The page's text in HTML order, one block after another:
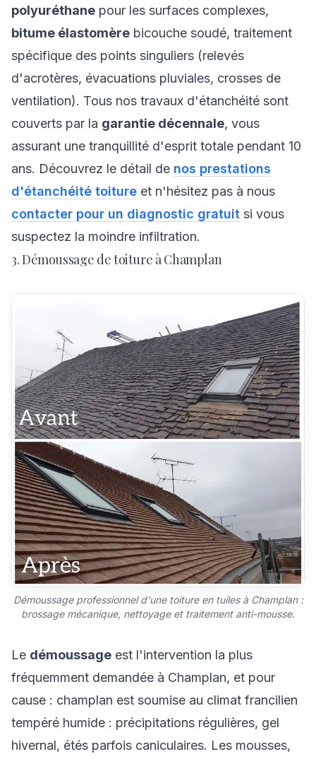
polyuréthane pour les surfaces complexes,
bitume élastomère bicouche soudé, traitement
spécifique des points singuliers (relevés
d'acrotères, évacuations pluviales, crosses de
ventilation). Tous nos travaux d'étanchéité sont
couverts par la garantie décennale, vous
assurant une tranquillité d'esprit totale pendant 10
ans. Découvrez le détail de nos prestations
d'étanchéité toiture et n'hésitez pas à nous
contacter pour un diagnostic gratuit si vous
suspectez la moindre infiltration.
3. Démoussage de toiture à Champlan
Démoussage professionnel d'une toiture en tuiles à Champlan :
brossage mécanique, nettoyage et traitement anti-mousse.
Le démoussage est l'intervention la plus
fréquemment demandée à Champlan, et pour
cause : champlan est soumise au climat francilien
tempéré humide : précipitations régulières, gel
hivernal, étés parfois caniculaires. Les mousses,